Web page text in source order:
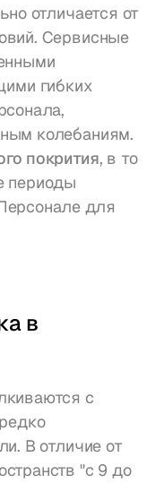
отличается от
Сервисные
гибких
покрития, в то
периоды
для
в
с
В отличие от
"с 9 до